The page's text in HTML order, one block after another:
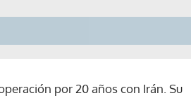
por 20 años con Irán. Su